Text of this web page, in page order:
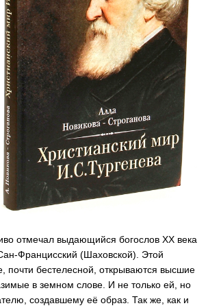
отмечал выдающийся богослов XX века
Францисский (Шаховской). Этой
почти бестелесной, открываются высшие
в земном слове. И не только ей, но
создавшему её образ. Так же, как и